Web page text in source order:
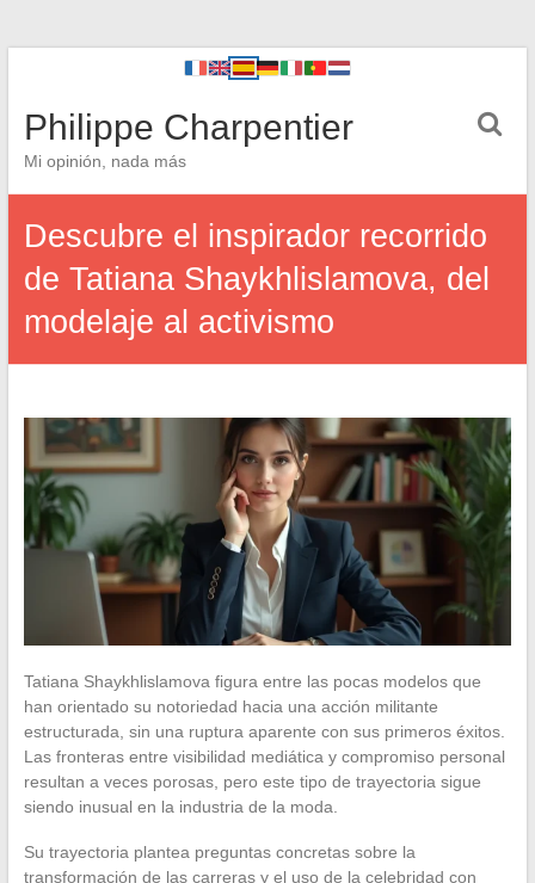
Philippe Charpentier
Mi opinión, nada más
Descubre el inspirador recorrido
de Tatiana Shaykhlislamova, del
modelaje al activismo
Tatiana Shaykhlislamova figura entre las pocas modelos que
han orientado su notoriedad hacia una acción militante
estructurada, sin una ruptura aparente con sus primeros éxitos.
Las fronteras entre visibilidad mediática y compromiso personal
resultan a veces porosas, pero este tipo de trayectoria sigue
siendo inusual en la industria de la moda.
Su trayectoria plantea preguntas concretas sobre la
transformación de las carreras y el uso de la celebridad con